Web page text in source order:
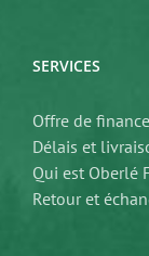
SERVICES
Offre de
Délais et
Qui est Oberlé
Retour et